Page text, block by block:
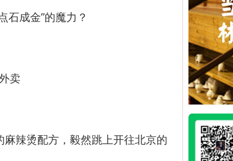
成金”的魔力？
卖
辣烫配方，毅然跳上开往北京的